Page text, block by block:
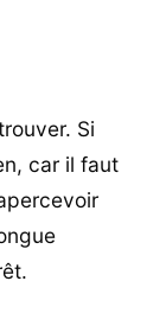
Si
car il faut